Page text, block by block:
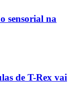
sensorial na
de T-Rex vai